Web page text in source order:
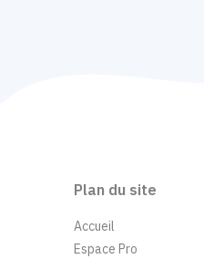
Plan du site
Accueil
Espace Pro